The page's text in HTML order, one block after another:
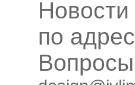
по